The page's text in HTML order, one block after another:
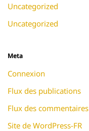
Uncategorized
Uncategorized
Meta
Connexion
Flux des publications
Flux des commentaires
Site de WordPress-FR